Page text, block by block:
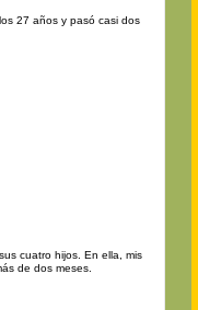
27 años y pasó casi dos
cuatro hijos. En ella, mis
de dos meses.